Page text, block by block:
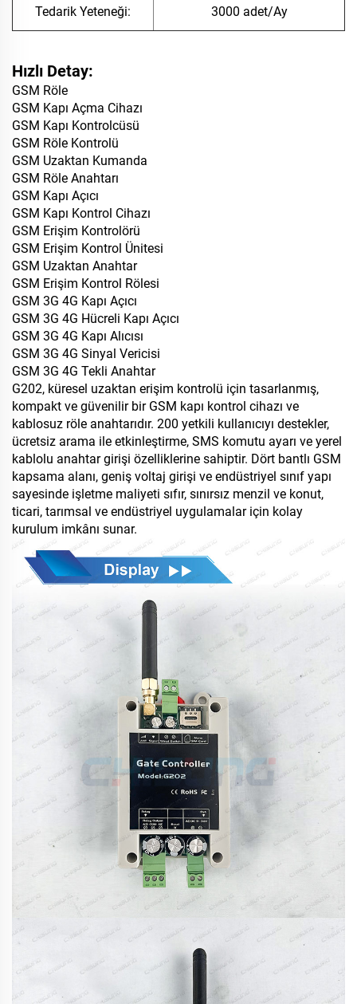
Tedarik Yeteneği: 3000 adet/Ay
Hızlı Detay:
GSM Röle
GSM Kapı Açma Cihazı
GSM Kapı Kontrolcüsü
GSM Röle Kontrolü
GSM Uzaktan Kumanda
GSM Röle Anahtarı
GSM Kapı Açıcı
GSM Kapı Kontrol Cihazı
GSM Erişim Kontrolörü
GSM Erişim Kontrol Ünitesi
GSM Uzaktan Anahtar
GSM Erişim Kontrol Rölesi
GSM 3G 4G Kapı Açıcı
GSM 3G 4G Hücreli Kapı Açıcı
GSM 3G 4G Kapı Alıcısı
GSM 3G 4G Sinyal Vericisi
GSM 3G 4G Tekli Anahtar
G202, küresel uzaktan erişim kontrolü için tasarlanmış,
kompakt ve güvenilir bir GSM kapı kontrol cihazı ve
kablosuz röle anahtarıdır. 200 yetkili kullanıcıyı destekler,
ücretsiz arama ile etkinleştirme, SMS komutu ayarı ve yerel
kablolu anahtar girişi özelliklerine sahiptir. Dört bantlı GSM
kapsama alanı, geniş voltaj girişi ve endüstriyel sınıf yapı
sayesinde işletme maliyeti sıfır, sınırsız menzil ve konut,
ticari, tarımsal ve endüstriyel uygulamalar için kolay
kurulum imkânı sunar.